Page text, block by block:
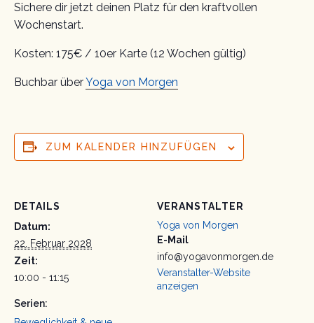
Sichere dir jetzt deinen Platz für den kraftvollen
Wochenstart.
Kosten: 175€ / 10er Karte (12 Wochen gültig)
Buchbar überYoga von Morgen
ZUM KALENDER HINZUFÜGEN
DETAILS
Datum:
22. Februar 2028
Zeit:
10:00 - 11:15
Serien:
VERANSTALTER
Yoga von Morgen
E-Mail
info@yogavonmorgen.de
Veranstalter-Website
anzeigen